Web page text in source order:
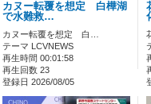
カヌー転覆を想定 白樺湖
で水難救…
カヌー転覆を想定 白…
テーマ LCVNEWS
再生時間 00:01:58
再生回数 23
登録日 2026/08/05